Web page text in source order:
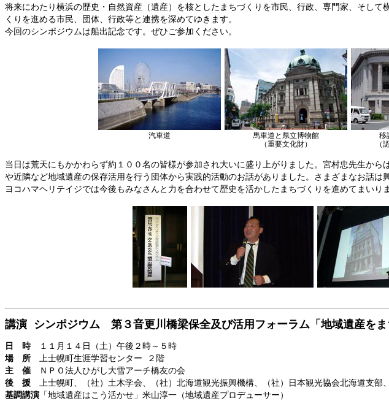
将来にわたり横浜の歴史・自然資産（遺産）を核としたまちづくりを市民、行政、専門家、そし
くりを進める市民、団体、行政等と連携を深めてゆきます。
今回のシンポジウムは船出記念です。ぜひご参加ください。
汽車道
馬車道と県立博物館
（重要文化財）
移
（
当日は荒天にもかかわらず約１００名の皆様が参加され大いに盛り上がりました。宮村忠先生か
や近隣など地域遺産の保存活用を行う団体から実践的活動のお話がありました。さまざまなお話は
ヨコハマヘリテイジでは今後もみなさんと力を合わせて歴史を活かしたまちづくりを進めてまいりま
講演 シンポジウム 第３音更川橋梁保全及び活用フォーラム「地域遺産をま
日 時１１月１４日（土）午後２時～５時
場 所 上士幌町生涯学習センター ２階
主 催 ＮＰＯ法人ひがし大雪アーチ橋友の会
後 援 上士幌町、（社）土木学会、（社）北海道観光振興機構、（社）日本観光協会北海道支部
基調講演 「地域遺産はこう活かせ」米山淳一（地域遺産プロデューサー）